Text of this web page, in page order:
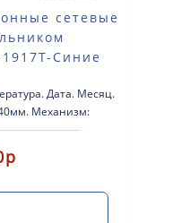
сетевые
Синие
Дата. Месяц.
Механизм:
Будильн..